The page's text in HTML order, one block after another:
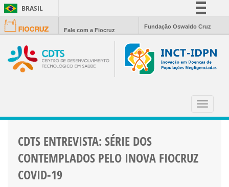
BRASIL
Simplifique!
Participe
Acesso à informação
Fale com a Fiocruz
Fundação Oswaldo Cruz
Toggle
CDTS ENTREVISTA: SÉRIE DOS
CONTEMPLADOS PELO INOVA FIOCRUZ
COVID-19